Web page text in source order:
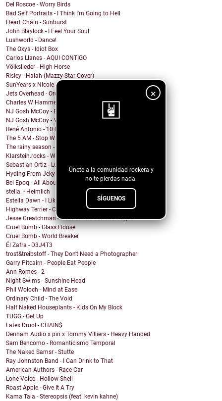
×
Únete a la comunidad rockera y
no te pierdas nada.
SÍGUENOS
Del Roscoe - Worry Birds
Bad Self Portraits - I Think I'm Going to Hell
Heart Chain - Sunburst
John Blaylock - I Feel Your Soul
Lushworld - Dance!
The Oxys - Idiot Box
Carlos Llanes - AQUI CONTIGO
Völkslieder - High Horse
Risley - Halah (Mazzy Star Cover)
SunYears x Nicole Atkins - The Body
Jets Overhead - Ordinary Dreamers
Charles W Hammell Jr – Dragonfly
NJ Gosh McCoy - Breakfast (Remix by NJ Gosh McCoy)
NJ Gosh McCoy - You're My Girl But You're My Man (...
René Antonio - 10:00 PM
The 5 AM - Stop Wait A Minute
The rainy season - In This Moment
Klarstein.rocks - When I'm Burning Matches
Sebastian Ortiz - Lust Fun Love
Hyding From Jekyll - Along The Line
Bel Epoq - All About You
stella. - Heimlich
Estella Dawn - I Like It Rough
Highway Terrier - Covid Blues
Jesse Creatchman - Heat Of The Summer Night
Cruel Bomb - Glass House
Cruel Bomb - World Breaker
Él Zafra - D3J4T3
trost&treibstoff - They Don't Need a Photographer
Garry Pitcairn - People Eat People
Ann Romes - 2
Night Swims - Sunshine Head
Phil Woloch - Mind at Ease
Ordinary Child - The Void
Half Naked Houseplants - Kids On My Block
TUGG - Get Up
Latex Drool - CHAIN$
Denham Audio x piri x Tommy Villiers - Heavy Handed
Sam Bencomo - Romanticismo Temporal
The Naked Samsr - Stutte
Ray Johnston Band - I Can Drink to That
American Authors - Race Car
Lone Voice - Hollow Shell
Roast Apple - Give It A Try
Kama Tala - Stereopsis (feat. kevin kahne)